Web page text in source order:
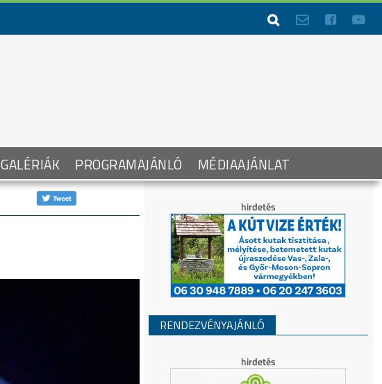
   
GALÉRIÁK PROGRAMAJÁNLÓ MÉDIAAJÁNLAT
RENDEZVÉNYAJÁNLÓ